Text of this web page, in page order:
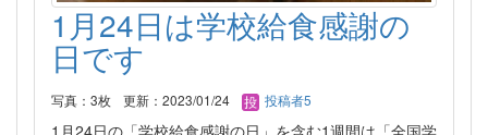
1月24日は学校給食感謝の
日です
写真：3枚 更新：2023/01/24 投稿者5
1月24日の「学校給食感謝の日」を含む1週間は「全国学